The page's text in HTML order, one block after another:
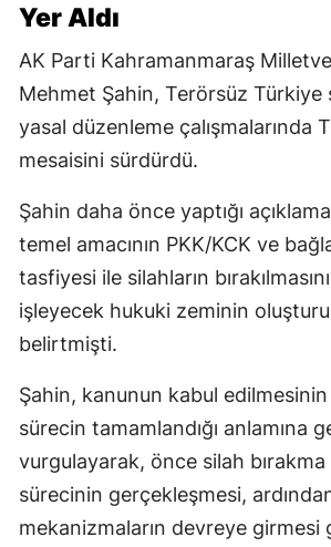
Yer Aldı
AK Parti Kahramanmaraş
Mehmet Şahin, Terörsüz Türkiye
yasal düzenleme çalışmalarında
mesaisini sürdürdü.
Şahin daha önce yaptığı
temel amacının PKK/KCK ve
tasfiyesi ile silahların
işleyecek hukuki zeminin
belirtmişti.
Şahin, kanunun kabul edilmesinin
sürecin tamamlandığı anlamına
vurgulayarak, önce silah
sürecinin gerçekleşmesi,
mekanizmaların devreye